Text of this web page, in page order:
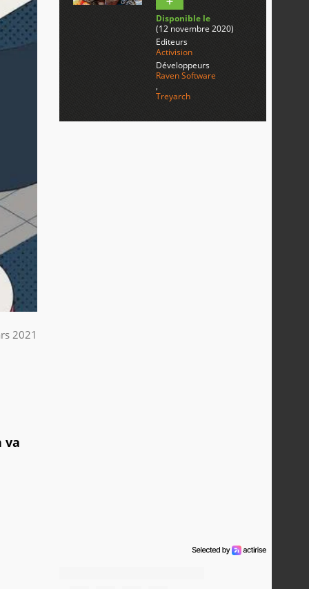
2021
va
Disponible le
(12 novembre 2020)
Editeurs
Activision
Développeurs
Raven Software
,
Treyarch